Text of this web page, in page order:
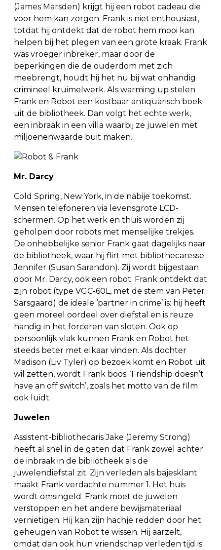
(James Marsden) krijgt hij een robot cadeau die
voor hem kan zorgen. Frank is niet enthousiast,
totdat hij ontdekt dat de robot hem mooi kan
helpen bij het plegen van een grote kraak. Frank
was vroeger inbreker, maar door de
beperkingen die de ouderdom met zich
meebrengt, houdt hij het nu bij wat onhandig
crimineel kruimelwerk. Als warming up stelen
Frank en Robot een kostbaar antiquarisch boek
uit de bibliotheek. Dan volgt het echte werk,
een inbraak in een villa waarbij ze juwelen met
miljoenenwaarde buit maken.
Mr. Darcy
Cold Spring, New York, in de nabije toekomst.
Mensen telefoneren via levensgrote LCD-
schermen. Op het werk en thuis worden zij
geholpen door robots met menselijke trekjes.
De onhebbelijke senior Frank gaat dagelijks naar
de bibliotheek, waar hij flirt met bibliothecaresse
Jennifer (Susan Sarandon). Zij wordt bijgestaan
door Mr. Darcy, ook een robot. Frank ontdekt dat
zijn robot (type VGC-60L, met de stem van Peter
Sarsgaard) de ideale ‘partner in crime’ is: hij heeft
geen moreel oordeel over diefstal en is reuze
handig in het forceren van sloten. Ook op
persoonlijk vlak kunnen Frank en Robot het
steeds beter met elkaar vinden. Als dochter
Madison (Liv Tyler) op bezoek komt en Robot uit
wil zetten, wordt Frank boos. ‘Friendship doesn’t
have an off switch’, zoals het motto van de film
ook luidt.
Juwelen
Assistent-bibliothecaris Jake (Jeremy Strong)
heeft al snel in de gaten dat Frank zowel achter
de inbraak in de bibliotheek als de
juwelendiefstal zit. Zijn verleden als bajesklant
maakt Frank verdachte nummer 1. Het huis
wordt omsingeld. Frank moet de juwelen
verstoppen en het andere bewijsmateriaal
vernietigen. Hij kan zijn hachje redden door het
geheugen van Robot te wissen. Hij aarzelt,
omdat dan ook hun vriendschap verleden tijd is.